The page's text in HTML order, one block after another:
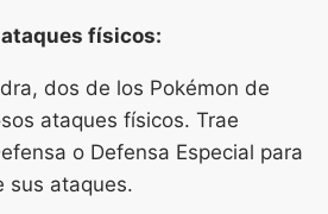
físicos:
dos de los Pokémon de
ataques físicos. Trae
o Defensa Especial para
sus ataques.